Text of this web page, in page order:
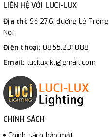
LIÊN HỆ VỚI LUCI-LUX
Địa chỉ:Số 276, đường Lê
Nội
Điện thoại: 0855.231.888
Email: lucilux.kt@gmail.com
CHÍNH SÁCH